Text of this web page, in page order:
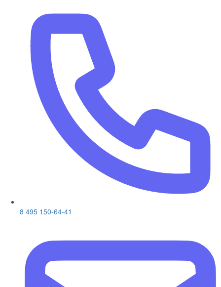
8 495 150-64-41